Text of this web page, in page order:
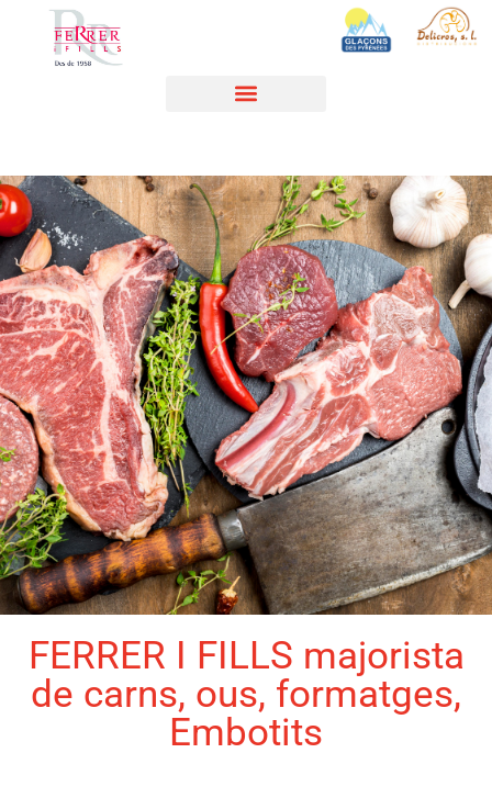
FERRER I FILLS majorista
de carns, ous, formatges,
Embotits